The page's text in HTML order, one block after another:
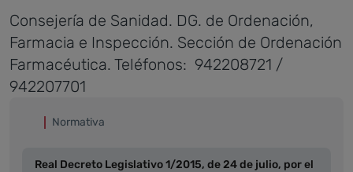
Consejería de Sanidad. DG. de Ordenación,
Farmacia e Inspección. Sección de Ordenación
Farmacéutica. Teléfonos: 942208721 /
942207701
Normativa
Real Decreto Legislativo 1/2015, de 24 de julio, por el